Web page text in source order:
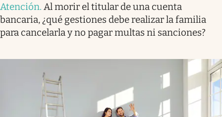
Atención. Al morir el titular de una cuenta
bancaria, ¿qué gestiones debe realizar la familia
para cancelarla y no pagar multas ni sanciones?